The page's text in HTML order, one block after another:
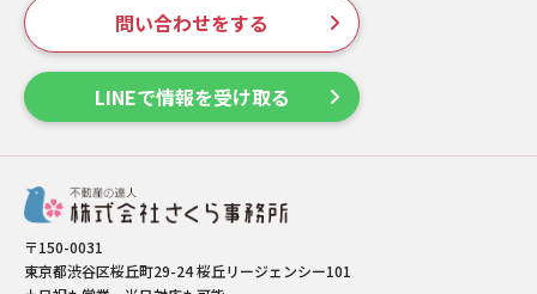
問い合わせをする
LINEで情報を受け取る
〒150-0031
東京都渋谷区桜丘町29-24 桜丘リージェンシー101